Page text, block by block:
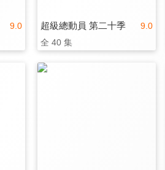
9.0 9.0
超級總動員 第二十季
全 40 集